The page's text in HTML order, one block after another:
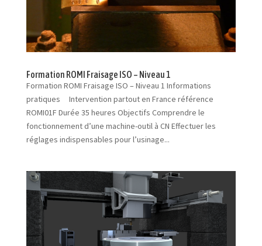
Formation ROMI Fraisage ISO – Niveau 1
Formation ROMI Fraisage ISO – Niveau 1 Informations
pratiques Intervention partout en France référence
ROMI01F Durée 35 heures Objectifs Comprendre le
fonctionnement d’une machine-outil à CN Effectuer les
réglages indispensables pour l’usinage...